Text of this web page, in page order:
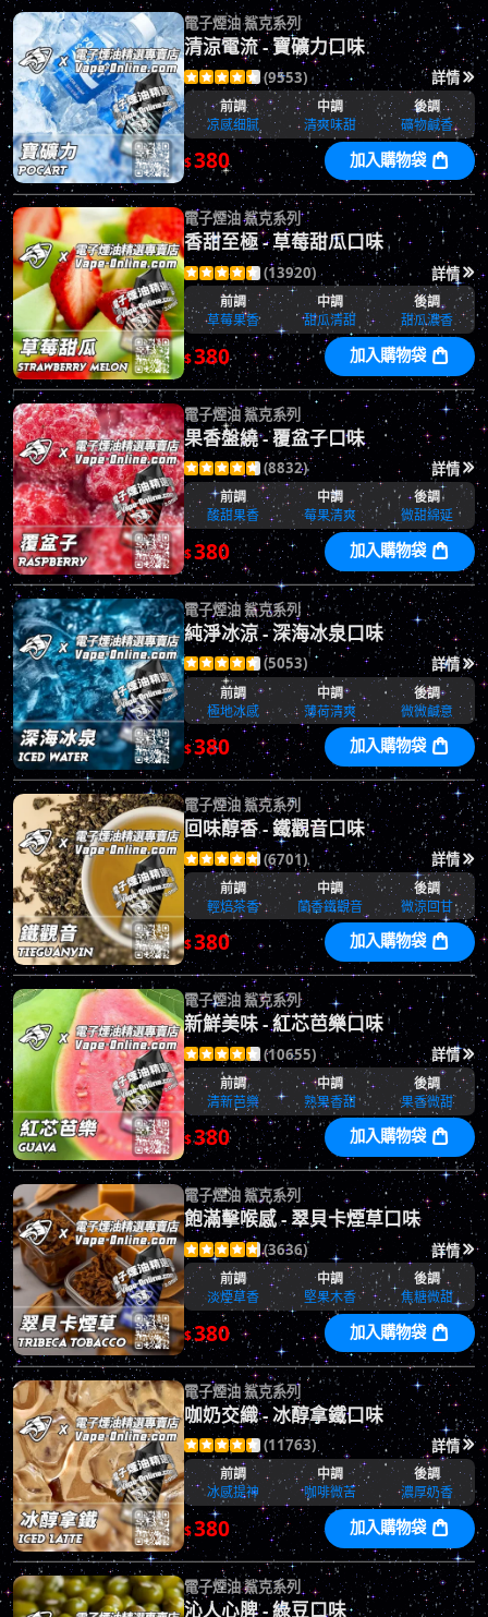
電子煙油 鯊克系列
清涼電流 - 寶礦力口味
     (9553) 詳情 
前調 中調
後調
凉感细腻
清爽味甜 礦物鹹香
$380 加入購物袋 
電子煙油 鯊克系列
香甜至極 - 草莓甜瓜口味
     (13920) 詳情 
前調 中調
後調
草莓果香
甜瓜清甜 甜瓜濃香
$380 加入購物袋 
電子煙油 鯊克系列
果香盤繞 - 覆盆子口味
     (8832) 詳情 
前調 中調
後調
酸甜果香
莓果清爽 微甜綿延
$380 加入購物袋 
電子煙油 鯊克系列
純淨冰涼 - 深海冰泉口味
     (5053) 詳情 
前調 中調
後調
極地冰感
薄荷清爽 微微鹹意
$380 加入購物袋 
電子煙油 鯊克系列
回味醇香 - 鐵觀音口味
     (6701) 詳情 
前調 中調
後調
輕焙茶香
蘭香鐵觀音 微涼回甘
$380 加入購物袋 
電子煙油 鯊克系列
新鮮美味 - 紅芯芭樂口味
     (10655) 詳情 
前調 中調
後調
清新芭樂
熟果香甜 果香微甜
$380 加入購物袋 
電子煙油 鯊克系列
飽滿擊喉感 - 翠貝卡煙草口味
     (3636) 詳情 
前調 中調
後調
淡煙草香
堅果木香 焦糖微甜
$380 加入購物袋 
電子煙油 鯊克系列
咖奶交織 - 冰醇拿鐵口味
     (11763) 詳情 
前調 中調
後調
冰感提神
咖啡微苦 濃厚奶香
$380 加入購物袋 
電子煙油 鯊克系列
沁人心脾 - 綠豆口味